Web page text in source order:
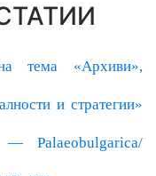
тема «Архиви»,
и стратегии»
— Palaeobulgarica/